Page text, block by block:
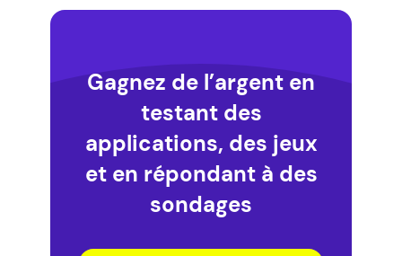
Gagnez de l’argent en
testant des
applications, des jeux
et en répondant à des
sondages